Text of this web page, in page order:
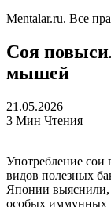
Mentalar.ru. Все
Соя
мышей
21.05.2026
3 Мин Чтения
Употребление сои
видов полезных
Японии выяснили,
особых иммунных